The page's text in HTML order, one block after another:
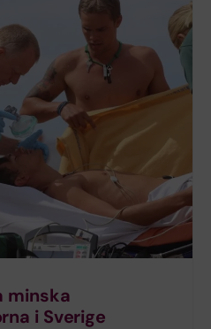
minska
i Sverige